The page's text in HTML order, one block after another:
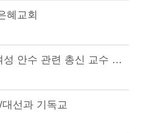
혜교회
[여성안수추진공동행동] 여성 안수 관련 총신 교수 및 예장합동 109회 임원회 공개 질의
선과 기독교